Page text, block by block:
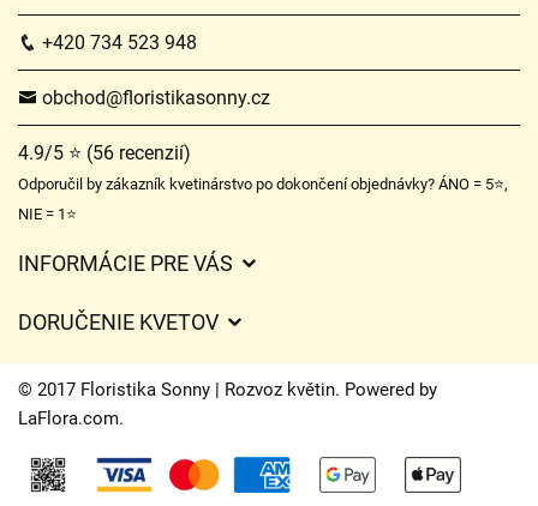
+420 734 523 948
obchod@floristikasonny.cz
4.9/5 ⭐ (56 recenzií)
Odporučil by zákazník kvetinárstvo po dokončení objednávky? ÁNO = 5⭐,
NIE = 1⭐
INFORMÁCIE PRE VÁS
Časy doručenia kvetov – prehľad možností
DORUČENIE KVETOV
Poplatky za doručenie
Kam doručujeme kvety
Kontaktujte nás
© 2017 Floristika Sonny | Rozvoz květin. Powered by
LaFlora.com.